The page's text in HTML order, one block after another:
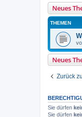
Neues
THEMEN
Neues
Zurück
Sie dürfen
Sie dürfen